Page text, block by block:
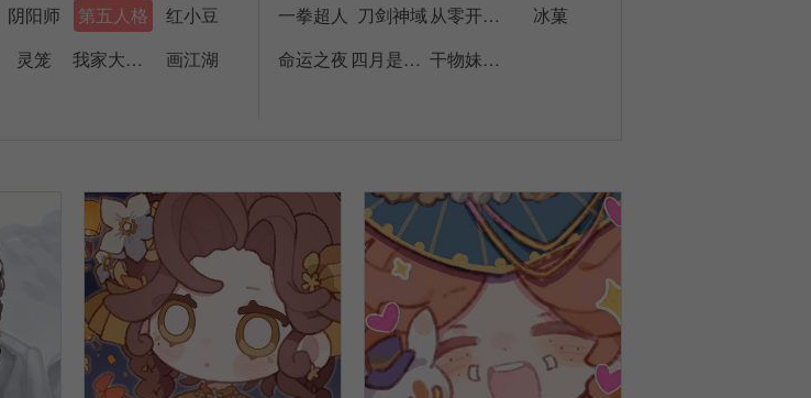
阴阳师 第五人格
红小豆
灵笼 我家大师兄脑子有坑
画江湖
一拳超人 刀剑神域 从零开始的异世界生活
冰菓
命运之夜
四月是你的谎言 干物妹小埋